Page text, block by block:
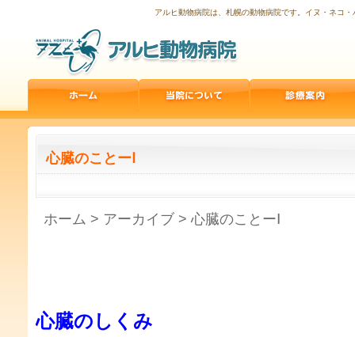
アルヒ動物病院は、札幌の動物病院です。イヌ・ネコ
心臓のことーⅠ
ホーム > アーカイブ > 心臓のことーⅠ
心臓のしくみ